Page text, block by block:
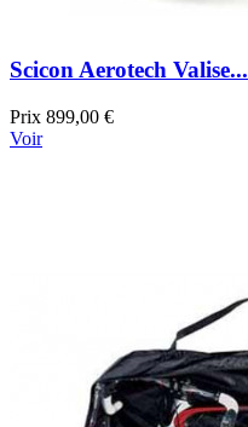
Scicon Aerotech Valise...
Prix 899,00 €
Voir